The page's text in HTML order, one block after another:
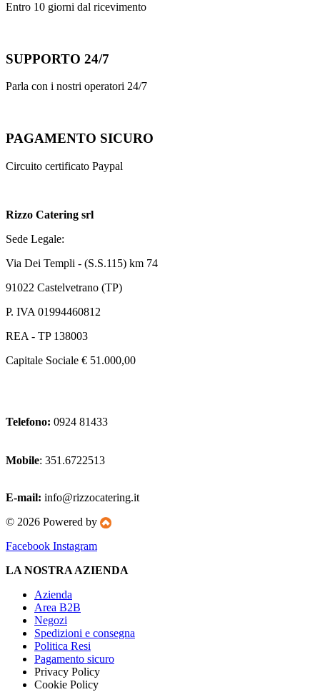
Entro 10 giorni dal ricevimento
SUPPORTO 24/7
Parla con i nostri operatori 24/7
PAGAMENTO SICURO
Circuito certificato Paypal
Rizzo Catering srl
Sede Legale:
Via Dei Templi - (S.S.115) km 74
91022 Castelvetrano (TP)
P. IVA 01994460812
REA - TP 138003
Capitale Sociale € 51.000,00
Telefono: 0924 81433
Mobile: 351.6722513
E-mail: info@rizzocatering.it
© 2026 Powered by
Facebook Instagram
LA NOSTRA AZIENDA
Azienda
Area B2B
Negozi
Spedizioni e consegna
Politica Resi
Pagamento sicuro
Privacy Policy
Cookie Policy